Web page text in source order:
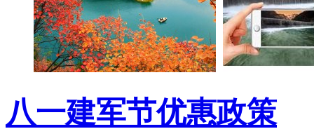
八一建军节优惠政策